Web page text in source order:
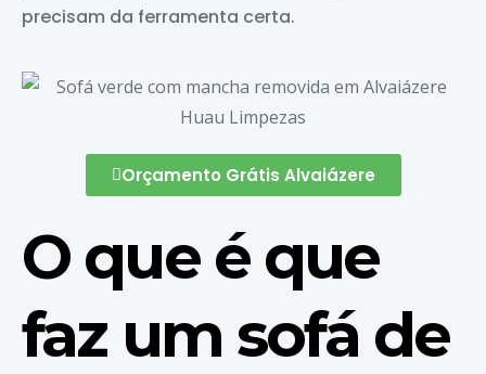
precisam da ferramenta certa.
Orçamento Grátis Alvaiázere
O que é que
faz um sofá de